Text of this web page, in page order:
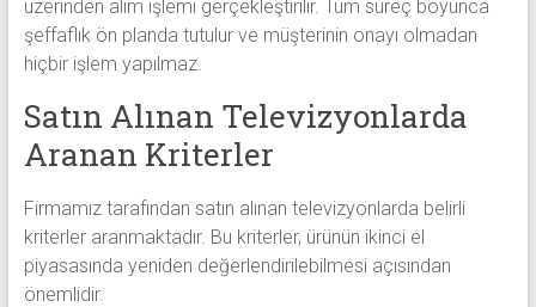
üzerinden alım işlemi gerçekleştirilir. Tüm süreç boyunca
şeffaflık ön planda tutulur ve müşterinin onayı olmadan
hiçbir işlem yapılmaz.
Satın Alınan Televizyonlarda
Aranan Kriterler
Firmamız tarafından satın alınan televizyonlarda belirli
kriterler aranmaktadır. Bu kriterler, ürünün ikinci el
piyasasında yeniden değerlendirilebilmesi açısından
önemlidir.